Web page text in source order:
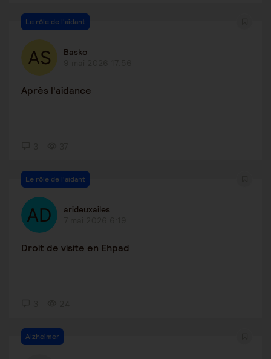
Le rôle de l'aidant
Basko
Après l'aidance
Le rôle de l'aidant
arideuxailes
Droit de visite en Ehpad
Alzheimer